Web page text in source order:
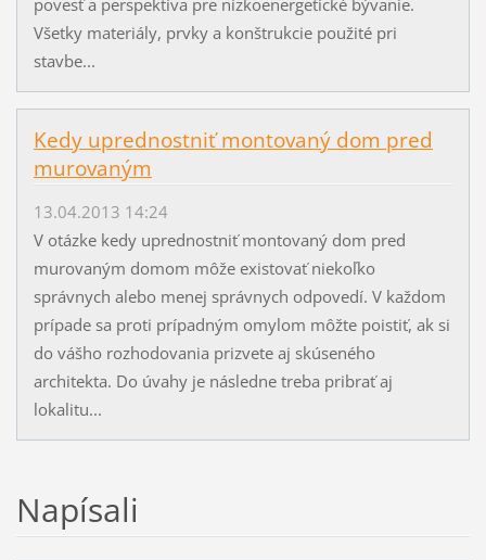
Všetky materiály, prvky a konštrukcie použité pri
stavbe...
Kedy uprednostniť montovaný dom pred
murovaným
13.04.2013 14:24
V otázke kedy uprednostniť montovaný dom pred
murovaným domom môže existovať niekoľko
správnych alebo menej správnych odpovedí. V každom
prípade sa proti prípadným omylom môžte poistiť, ak si
do vášho rozhodovania prizvete aj skúseného
architekta. Do úvahy je následne treba pribrať aj
lokalitu...
Napísali